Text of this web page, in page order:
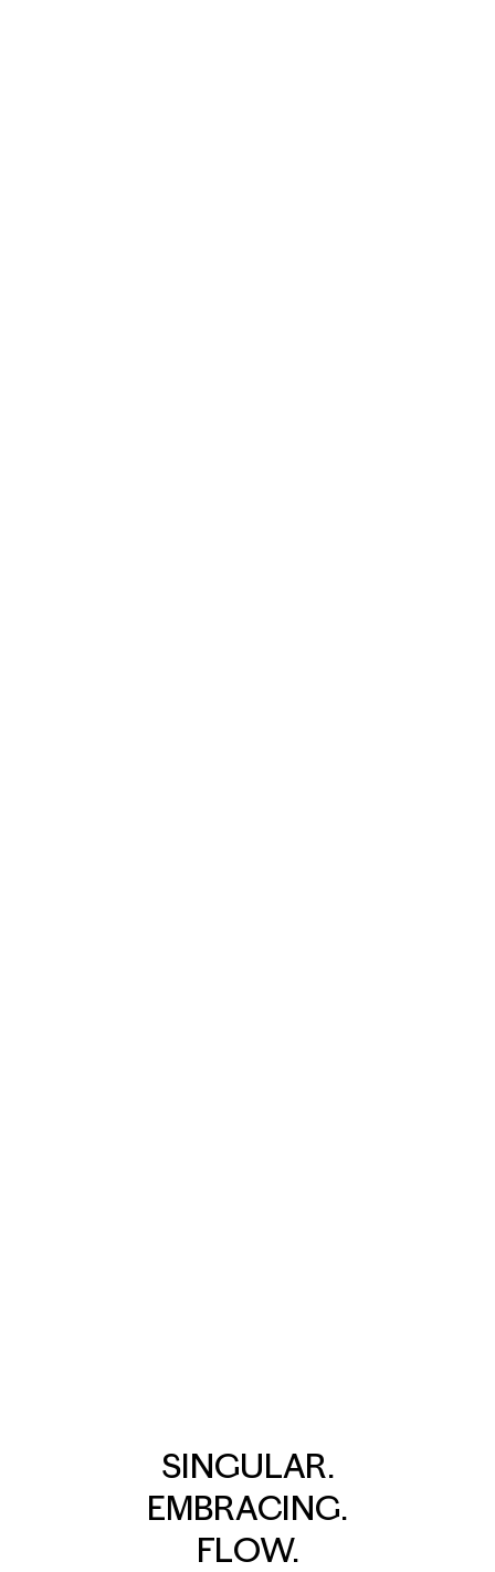
SINGULAR.
EMBRACING.
FLOW.